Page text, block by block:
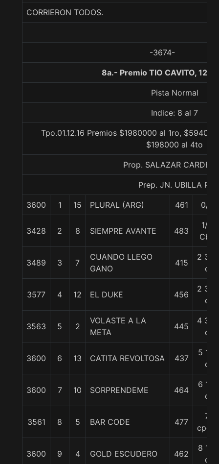
CORRIERON TODOS.
-3674-
8a.- Premio TIO CAVITO,
Pista Normal
Indice: 8 al 7
Tpo.01.12.16 Premios $1980000 al 1ro,
$198000 al 4to
Prop. SALAZAR
Prep. JN. UBILLA P.
3600 1 15 PLURAL (ARG) 461 0/0
3428 2 8 SIEMPRE AVANTE 483
1/2
Cbz
3489 3 7
CUANDO LLEGO
GANO
415
2 3/4
c
3577 4 12 EL DUKE 456
2 3/4
c
3563 5 2
VOLASTE A LA
META
445
4 3/4
c
3600 6 13 CATITA REVOLTOSA 437
5 1/4
c
3600 7 10 SORPRENDEME 464
6 1/4
c
3561 8 5 BAR CODE 477
7
cpos.
3600 9 4 GOLD ESCUDERO 462
8 1/2
c